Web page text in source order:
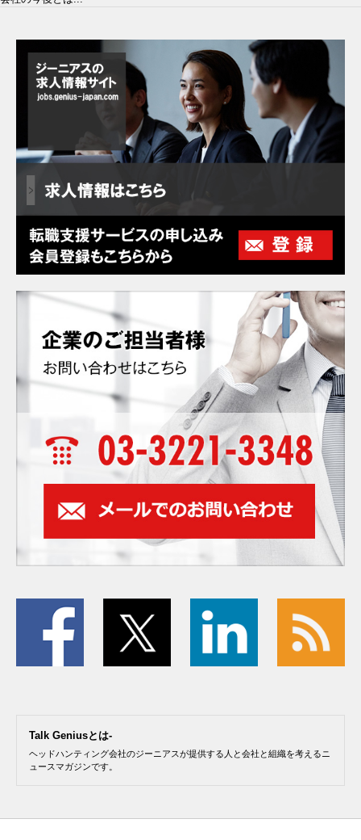
Talk Geniusとは-
ヘッドハンティング会社のジーニアスが提供する人と会社と組織を考えるニ
ュースマガジンです。